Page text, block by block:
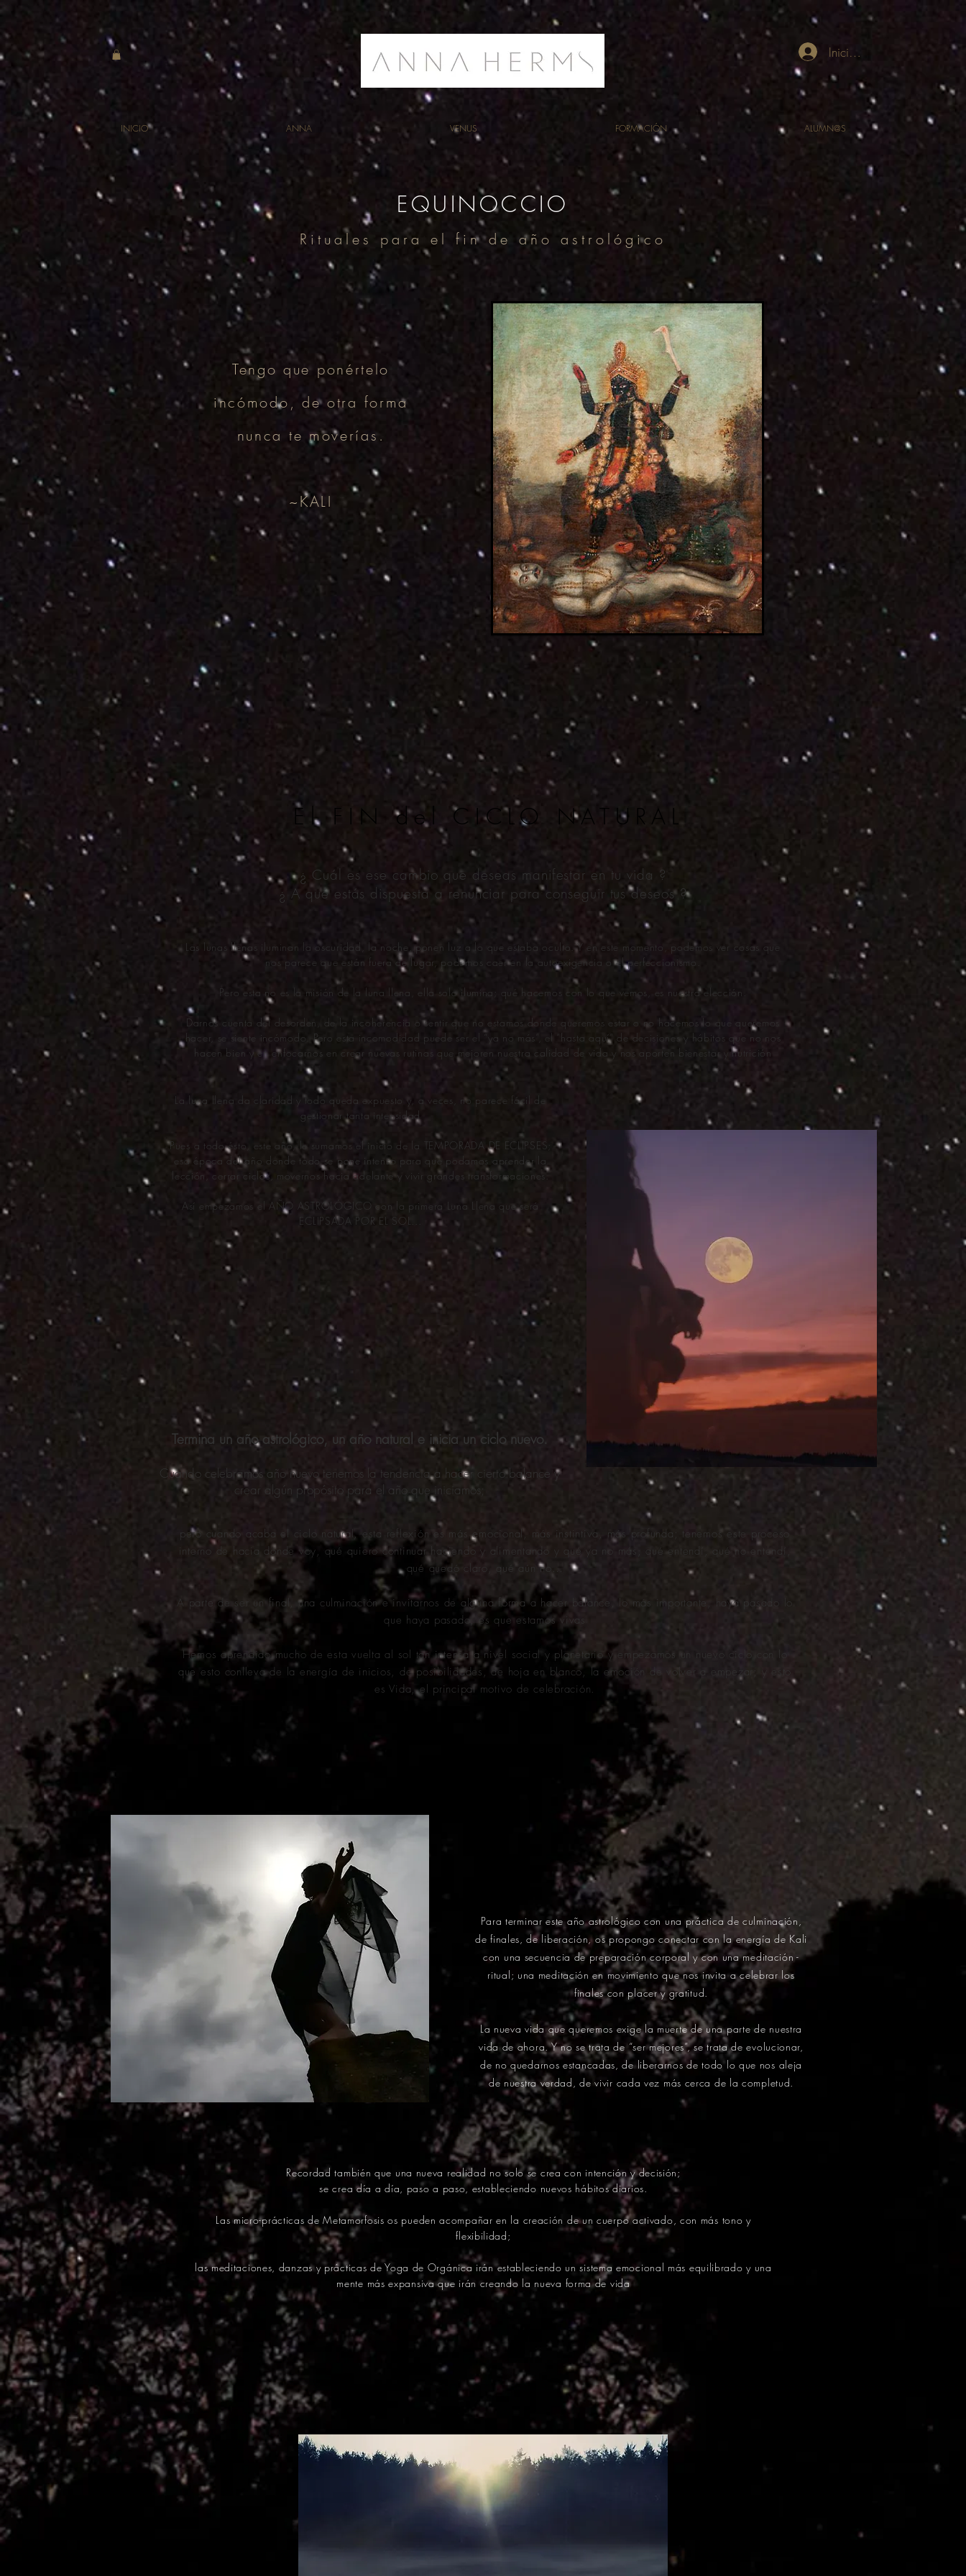
Iniciar sesión
INICIO ANNA VENUS FORMACIÓN ALUMN@S
EQUINOCCIO
Rituales para el fin de año astrológico
Tengo que ponértelo
incómodo, de otra forma
nunca te moverías.
~KALI
El FIN del CICLO NATURAL
¿ Cuál es ese cambio que deseas manifestar en tu vida ?
¿ A qué estás dispuesta a renunciar para conseguir tus deseos ?
Las lunas llenas iluminan la oscuridad, la noche, ponen luz a lo que estaba oculto. Y en este momento, podemos ver cosas que
nos parece que están fuera de lugar, podemos caer en la autoexigencia o el perfeccionismo.
Pero esta no es la misión de la luna llena, ella solo ilumina; qué hacemos con lo que vemos, es nuestra elección.
Darnos cuenta del desorden, de la incoherencia o sentir que no estamos donde queremos estar o no hacemos lo que queremos
hacer, se siente incómodo. Pero esta incomodidad puede ser el “ya no más”, el “hasta aquí” de decisiones y hábitos que no nos
hacen bien y en enfocarnos en crear nuevas rutinas que mejoren nuestra calidad de vida y nos aporten bienestar y nutrición
La luna llena da claridad y todo queda expuesto y, a veces, no parece fácil de
gestionar tanta intensidad
Pues a todo ésto, este año, le sumamos el inicio de la TEMPORADA DE ECLIPSES;
esa época del año donde todo se pone intenso para que podamos aprender la
lección, cerrar ciclos, movernos hacia adelante y vivir grandes transformaciones.
Así empezamos el AÑO ASTROLÓGICO con la primera Luna Llena que será
ECLIPSADA POR EL SOL...
Termina un año astrológico, un año natural e inicia un ciclo nuevo.
Cuando celebramos año nuevo tenemos la tendencia a hacer cierto balance y
crear algún propósito para el año que iniciamos;
pero cuando acaba el ciclo natural, esta reflexión es más emocional, más instintiva, más profunda; tenemos este proceso
interno de hacia dónde voy, qué quiero continuar haciendo y alimentando y qué ya no más, qué entendí, qué no entendí,
qué quedó claro, qué aún no…
A parte de ser un final, una culminación e invitarnos de alguna forma a hacer balance, lo más importante, haya pasado lo
que haya pasado, es que estamos vivas
Hemos aprendido mucho de esta vuelta al sol tan intensa a nivel social y planetario y empezamos un nuevo ciclo con lo
que esto conlleva de la energía de inicios, de posibilidades, de hoja en blanco, la emoción de volver a empezar; y esto
es Vida, el principal motivo de celebración.
Para terminar este año astrológico con una práctica de culminación,
de finales, de liberación, os propongo conectar con la energía de Kali
con una secuencia de preparación corporal y con una meditación -
ritual; una meditación en movimiento que nos invita a celebrar los
finales con placer y gratitud.
La nueva vida que queremos exige la muerte de una parte de nuestra
vida de ahora. Y no se trata de “ser mejores”, se trata de evolucionar,
de no quedarnos estancadas, de liberarnos de todo lo que nos aleja
de nuestra verdad, de vivir cada vez más cerca de la completud.
Recordad también que una nueva realidad no solo se crea con intención y decisión;
se crea día a día, paso a paso, estableciendo nuevos hábitos diarios.
Las micro-prácticas de Metamorfosis os pueden acompañar en la creación de un cuerpo activado, con más tono y
flexibilidad;
las meditaciones, danzas y prácticas de Yoga de Orgánica irán estableciendo un sistema emocional más equilibrado y una
mente más expansiva que irán creando la nueva forma de vida